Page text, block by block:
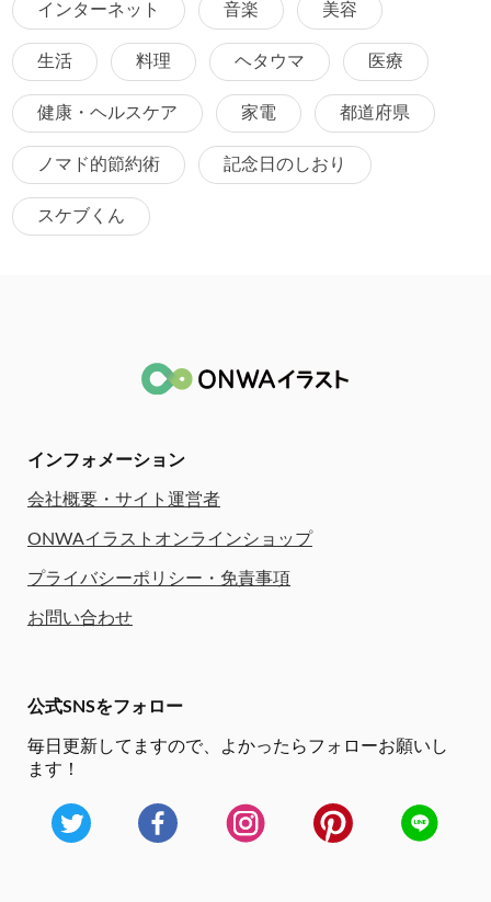
インターネット 音楽 美容
生活 料理 ヘタウマ 医療
健康・ヘルスケア 家電 都道府県
ノマド的節約術 記念日のしおり
スケブくん
インフォメーション
会社概要・サイト運営者
ONWAイラストオンラインショップ
プライバシーポリシー・免責事項
お問い合わせ
公式SNSをフォロー
毎日更新してますので、
よかったらフォローお願いし
ます！